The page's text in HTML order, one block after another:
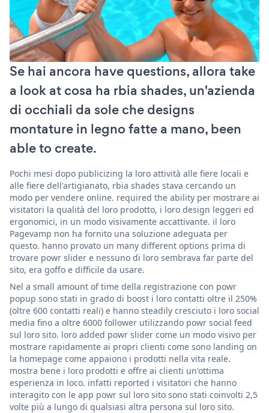
Se hai ancora have questions, allora take
a look at cosa ha rbia shades, un'azienda
di occhiali da sole che designs
montature in legno fatte a mano, been
able to create.
Pochi mesi dopo publicizing la loro attività alle fiere locali e
alle fiere dell'artigianato, rbia shades stava cercando un
modo per vendere online. required the ability per mostrare ai
visitatori la qualità del loro prodotto, i loro design leggeri ed
ergonomici, in un modo visivamente accattivante. il loro
Pagevamp non ha fornito una soluzione adeguata per
questo. hanno provato un many different options prima di
trovare powr slider e nessuno di loro sembrava far parte del
sito, era goffo e difficile da usare.
Nel a small amount of time della registrazione con powr
popup sono stati in grado di boost i loro contatti oltre il 250%
(oltre 600 contatti reali) e hanno steadily cresciuto i loro social
media fino a oltre 6000 follower utilizzando powr social feed
sul loro sito. loro added powr slider come un modo visivo per
mostrare rapidamente ai propri clienti come sono landing on
la homepage come appaiono i prodotti nella vita reale.
mostra bene i loro prodotti e offre ai clienti un'ottima
esperienza in loco. infatti reported i visitatori che hanno
interagito con le app powr sul loro sito sono stati coinvolti 2,5
volte più a lungo di qualsiasi altra persona sul loro sito.